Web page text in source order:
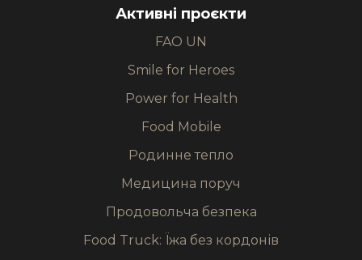
Активні проєкти
FAO UN
Smile for Heroes
Power for Health
Food Mobile
Родинне тепло
Медицина поруч
Продовольча безпека
Food Truck: Їжа без кордонів